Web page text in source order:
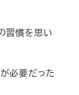
習慣を思い
必要だった